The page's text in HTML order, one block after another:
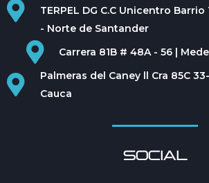
TERPEL DG C.C Unicentro
- Norte de Santander
Carrera 81B # 48A - 56 |
Palmeras del Caney ll Cra 85C
Cauca
SOCIAL